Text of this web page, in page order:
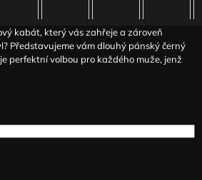
kabát, který vás zahřeje a zároveň
Představujeme vám dlouhý pánský černý
perfektní volbou pro každého muže, jenž